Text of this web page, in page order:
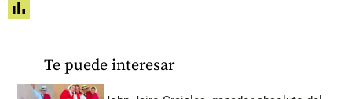
share
Te puede interesar